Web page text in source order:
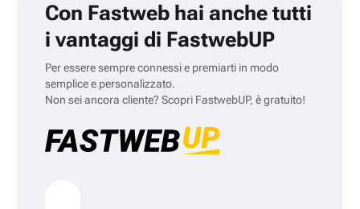
Con Fastweb hai anche tutti
i vantaggi di FastwebUP
Per essere sempre connessi e premiarti in modo
semplice e personalizzato.
Non sei ancora cliente? Scopri FastwebUP, è gratuito!